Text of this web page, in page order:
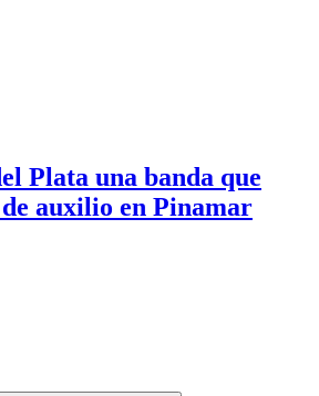
Plata una banda que
auxilio en Pinamar